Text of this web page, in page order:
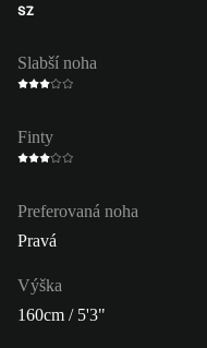
SZ
Slabší noha
Finty
Preferovaná noha
Pravá
Výška
160cm / 5'3"